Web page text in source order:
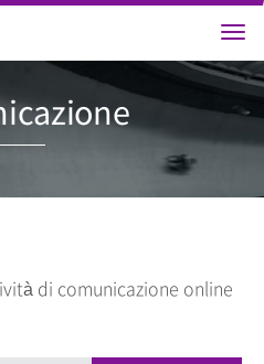
di comunicazione online